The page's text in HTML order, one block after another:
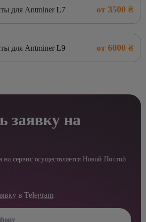
для Antminer L7 от 3500 ₴
для Antminer L9 от 6000 ₴
заявку на
на сервис осуществляется Новой Почтой
в Telegram